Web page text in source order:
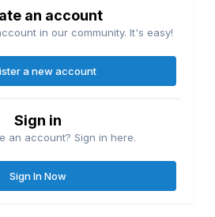
an account
in our community. It's easy!
a new account
Sign in
an account? Sign in here.
Sign In Now